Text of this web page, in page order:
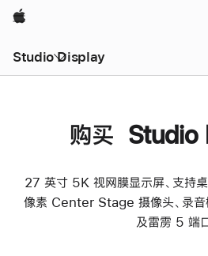
Apple
Studio Display
购买 Studio
27 英寸 5K 视网膜显示屏、支持
像素 Center Stage 摄像头、录音
及雷雳 5 端口